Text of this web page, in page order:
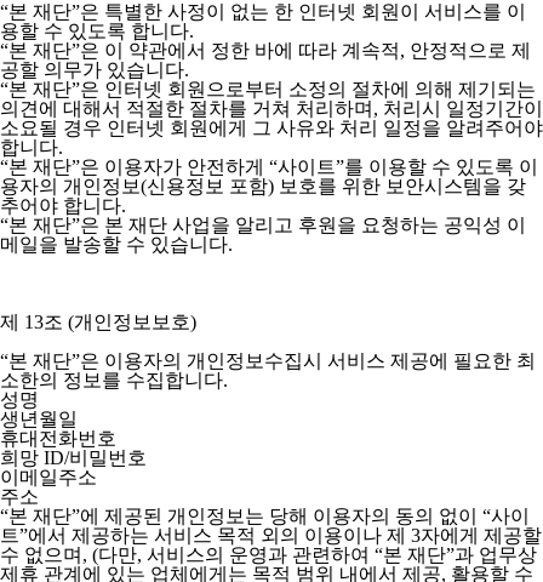
“본 재단”은 특별한 사정이 없는 한 인터넷 회원이 서비스를 이
용할 수 있도록 합니다.
“본 재단”은 이 약관에서 정한 바에 따라 계속적, 안정적으로 제
공할 의무가 있습니다.
“본 재단”은 인터넷 회원으로부터 소정의 절차에 의해 제기되는
의견에 대해서 적절한 절차를 거쳐 처리하며, 처리시 일정기간이
소요될 경우 인터넷 회원에게 그 사유와 처리 일정을 알려주어야
합니다.
“본 재단”은 이용자가 안전하게 “사이트”를 이용할 수 있도록 이
용자의 개인정보(신용정보 포함) 보호를 위한 보안시스템을 갖
추어야 합니다.
“본 재단”은 본 재단 사업을 알리고 후원을 요청하는 공익성 이
메일을 발송할 수 있습니다.
제 13조 (개인정보보호)
“본 재단”은 이용자의 개인정보수집시 서비스 제공에 필요한 최
소한의 정보를 수집합니다.
성명
생년월일
휴대전화번호
희망 ID/비밀번호
이메일주소
주소
“본 재단”에 제공된 개인정보는 당해 이용자의 동의 없이 “사이
트”에서 제공하는 서비스 목적 외의 이용이나 제 3자에게 제공할
수 없으며, (다만, 서비스의 운영과 관련하여 “본 재단”과 업무상
제휴 관계에 있는 업체에게는 목적 범위 내에서 제공, 활용할 수